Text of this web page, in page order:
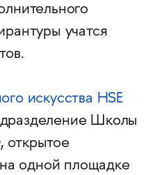
учатся
искусства HSE
Школы
одной площадке